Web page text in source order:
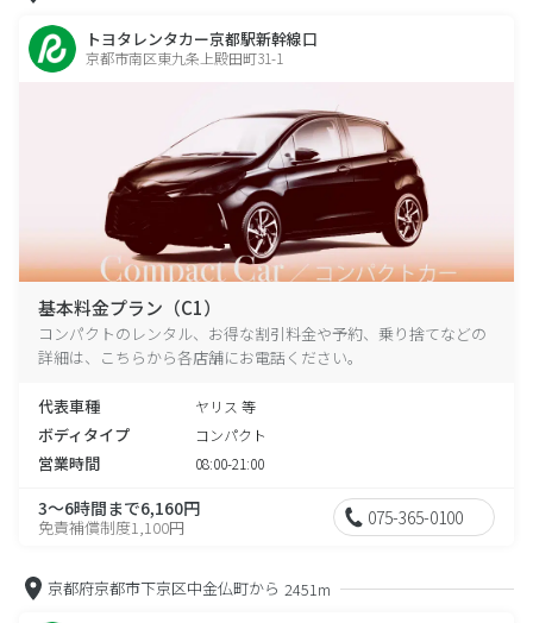
トヨタレンタカー京都駅新幹線口
京都市南区東九条上殿田町31-1
基本料金プラン（C1）
コンパクトのレンタル、お得な割引料金や予約、乗り捨てなどの
詳細は、こちらから各店舗にお電話ください。
代表車種 ヤリス 等
ボディタイプ コンパクト
営業時間 08:00-21:00
3～6時間まで6,160円
免責補償制度1,100円 075-365-0100
京都府京都市下京区中金仏町から 2451m